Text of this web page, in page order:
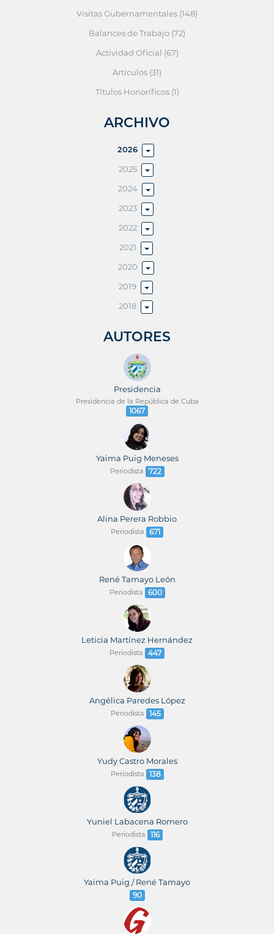
Visitas Gubernamentales (148)
Balances de Trabajo (72)
Actividad Oficial (67)
Artículos (31)
Títulos Honoríficos (1)
ARCHIVO
2026
2025
2024
2023
2022
2021
2020
2019
2018
AUTORES
Presidencia
Presidencia de la República de Cuba
1067
Yaima Puig Meneses
Periodista 722
Alina Perera Robbio
Periodista 671
René Tamayo León
Periodista 600
Leticia Martínez Hernández
Periodista 447
Angélica Paredes López
Periodista 145
Yudy Castro Morales
Periodista 138
Yuniel Labacena Romero
Periodista 116
Yaima Puig / René Tamayo
90